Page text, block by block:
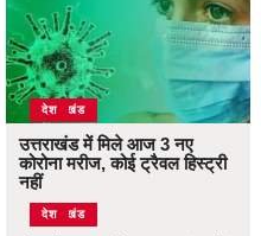
उत्तराखंड
देश
उत्तराखंड में मिले आज 3 नए
कोरोना मरीज, कोई ट्रैवल हिस्ट्री
नहीं
उत्तराखंड
देश